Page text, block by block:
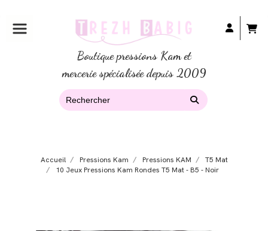
Boutique pressions Kam et
mercerie spécialisée depuis 2009
Accueil Pressions Kam Pressions KAM
T5 Mat
10 Jeux Pressions Kam Rondes T5 Mat - B5 - Noir